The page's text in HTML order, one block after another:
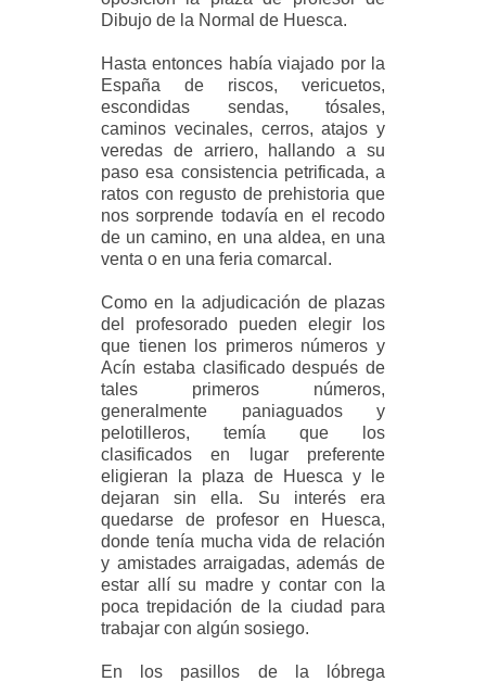
Dibujo de la Normal de Huesca.
Hasta entonces había viajado por la
España de riscos, vericuetos,
escondidas sendas, tósales,
caminos vecinales, cerros, atajos y
veredas de arriero, hallando a su
paso esa consistencia petrificada, a
ratos con regusto de prehistoria que
nos sorprende todavía en el recodo
de un camino, en una aldea, en una
venta o en una feria comarcal.
Como en la adjudicación de plazas
del profesorado pueden elegir los
que tienen los primeros números y
Acín estaba clasificado después de
tales primeros números,
generalmente paniaguados y
pelotilleros, temía que los
clasificados en lugar preferente
eligieran la plaza de Huesca y le
dejaran sin ella. Su interés era
quedarse de profesor en Huesca,
donde tenía mucha vida de relación
y amistades arraigadas, además de
estar allí su madre y contar con la
poca trepidación de la ciudad para
trabajar con algún sosiego.
En los pasillos de la lóbrega